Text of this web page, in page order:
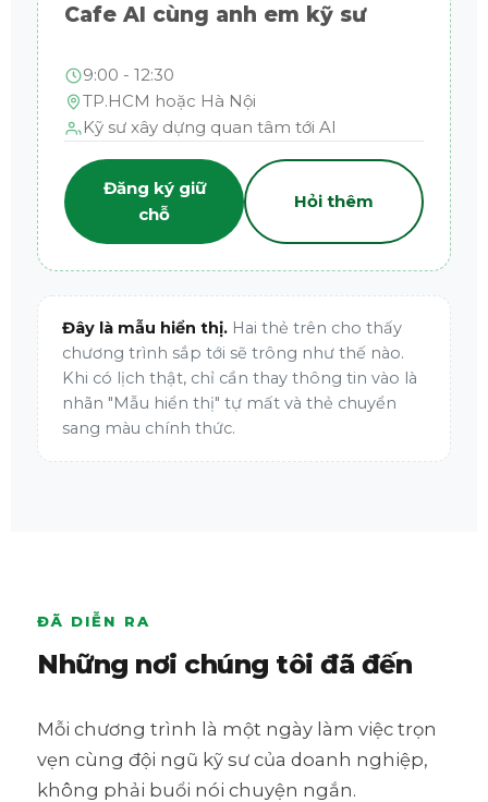
Cafe AI cùng anh em kỹ sư
9:00 - 12:30
TP.HCM hoặc Hà Nội
Kỹ sư xây dựng quan tâm tới AI
Đăng ký giữ
chỗ
Hỏi thêm
Đây là mẫu hiển thị. Hai thẻ trên cho thấy
chương trình sắp tới sẽ trông như thế nào.
Khi có lịch thật, chỉ cần thay thông tin vào là
nhãn "Mẫu hiển thị" tự mất và thẻ chuyển
sang màu chính thức.
ĐÃ DIỄN RA
Những nơi chúng tôi đã đến
Mỗi chương trình là một ngày làm việc trọn
vẹn cùng đội ngũ kỹ sư của doanh nghiệp,
không phải buổi nói chuyện ngắn.